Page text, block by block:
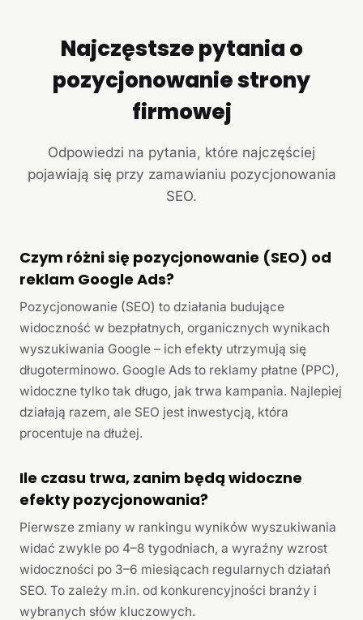
Najczęstsze pytania o
pozycjonowanie strony
firmowej
Odpowiedzi na pytania, które najczęściej
pojawiają się przy zamawianiu pozycjonowania
SEO.
Czym różni się pozycjonowanie (SEO) od
reklam Google Ads?
Pozycjonowanie (SEO) to działania budujące
widoczność w bezpłatnych, organicznych wynikach
wyszukiwania Google – ich efekty utrzymują się
długoterminowo. Google Ads to reklamy płatne (PPC),
widoczne tylko tak długo, jak trwa kampania. Najlepiej
działają razem, ale SEO jest inwestycją, która
procentuje na dłużej.
Ile czasu trwa, zanim będą widoczne
efekty pozycjonowania?
Pierwsze zmiany w rankingu wyników wyszukiwania
widać zwykle po 4–8 tygodniach, a wyraźny wzrost
widoczności po 3–6 miesiącach regularnych działań
SEO. To zależy m.in. od konkurencyjności branży i
wybranych słów kluczowych.